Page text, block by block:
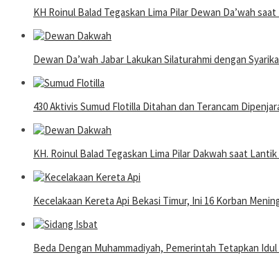
KH Roinul Balad Tegaskan Lima Pilar Dewan Da’wah
Dewan Da’wah Jabar Lakukan Silaturahmi dengan
430 Aktivis Sumud Flotilla Ditahan dan Terancam
KH. Roinul Balad Tegaskan Lima Pilar Dakwah saat
Kecelakaan Kereta Api Bekasi Timur, Ini 16 Korban
Beda Dengan Muhammadiyah, Pemerintah Tetapkan